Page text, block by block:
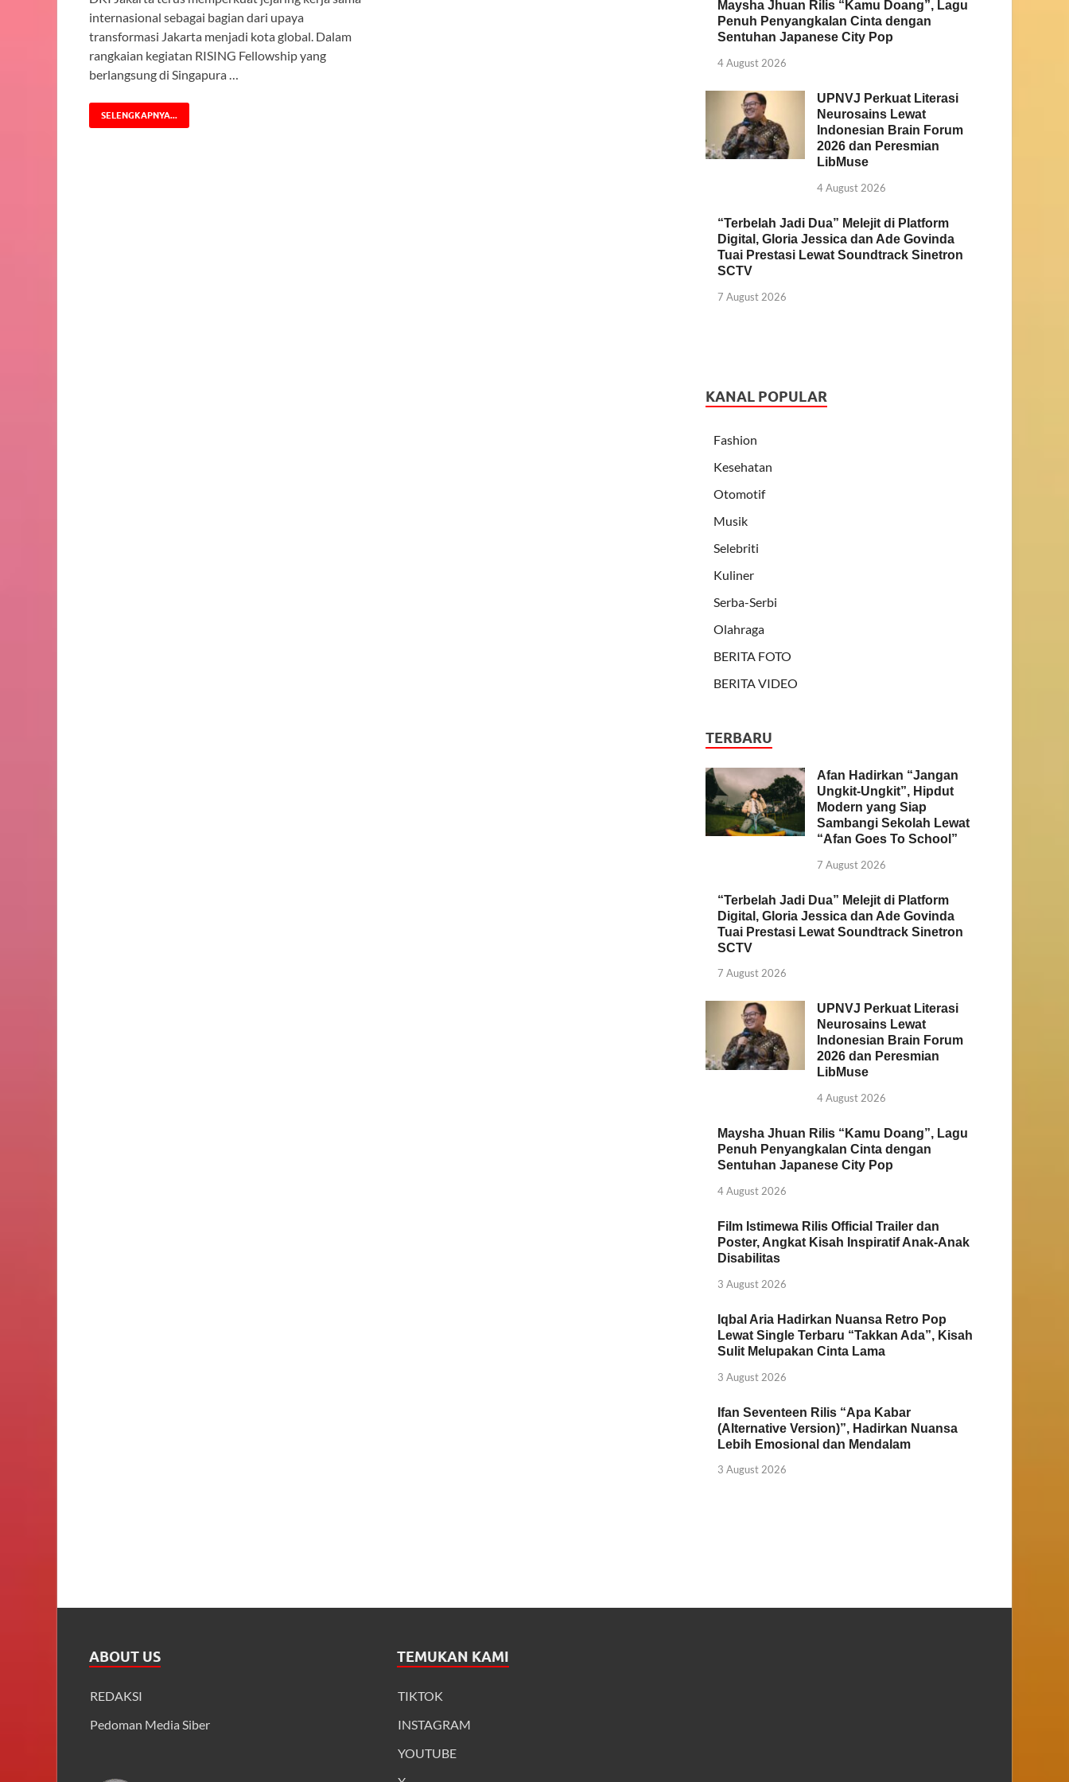
internasional sebagai bagian dari upaya
transformasi Jakarta menjadi kota global. Dalam
rangkaian kegiatan RISING Fellowship yang
berlangsung di Singapura …
SELENGKAPNYA...
Maysha Jhuan Rilis “Kamu Doang”, Lagu
Penuh Penyangkalan Cinta dengan
Sentuhan Japanese City Pop
4 August 2026
UPNVJ Perkuat Literasi
Neurosains Lewat
Indonesian Brain Forum
2026 dan Peresmian
LibMuse
4 August 2026
“Terbelah Jadi Dua” Melejit di Platform
Digital, Gloria Jessica dan Ade Govinda
Tuai Prestasi Lewat Soundtrack Sinetron
SCTV
7 August 2026
KANAL POPULAR
Fashion
Kesehatan
Otomotif
Musik
Selebriti
Kuliner
Serba-Serbi
Olahraga
BERITA FOTO
BERITA VIDEO
TERBARU
Afan Hadirkan “Jangan
Ungkit-Ungkit”, Hipdut
Modern yang Siap
Sambangi Sekolah Lewat
“Afan Goes To School”
7 August 2026
“Terbelah Jadi Dua” Melejit di Platform
Digital, Gloria Jessica dan Ade Govinda
Tuai Prestasi Lewat Soundtrack Sinetron
SCTV
7 August 2026
UPNVJ Perkuat Literasi
Neurosains Lewat
Indonesian Brain Forum
2026 dan Peresmian
LibMuse
4 August 2026
Maysha Jhuan Rilis “Kamu Doang”, Lagu
Penuh Penyangkalan Cinta dengan
Sentuhan Japanese City Pop
4 August 2026
Film Istimewa Rilis Official Trailer dan
Poster, Angkat Kisah Inspiratif Anak-Anak
Disabilitas
3 August 2026
Iqbal Aria Hadirkan Nuansa Retro Pop
Lewat Single Terbaru “Takkan Ada”, Kisah
Sulit Melupakan Cinta Lama
3 August 2026
Ifan Seventeen Rilis “Apa Kabar
(Alternative Version)”, Hadirkan Nuansa
Lebih Emosional dan Mendalam
3 August 2026
ABOUT US
REDAKSI
Pedoman Media Siber
TEMUKAN KAMI
TIKTOK
INSTAGRAM
YOUTUBE